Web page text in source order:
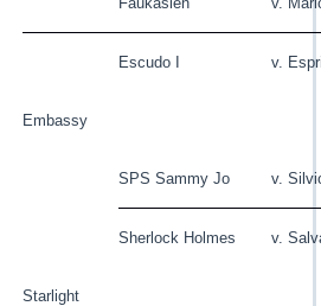
Escudo I v.
Embassy
SPS Sammy Jo v.
Sherlock Holmes v.
Starlight